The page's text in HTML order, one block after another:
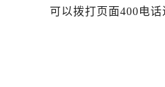
可以拨打页面400电话